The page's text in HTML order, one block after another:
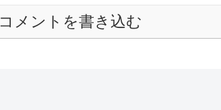
コメントを書き込む